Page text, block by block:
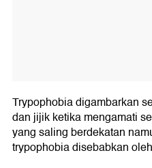
Trypophobia digambarkan
dan jijik ketika mengamati
yang saling berdekatan
trypophobia disebabkan